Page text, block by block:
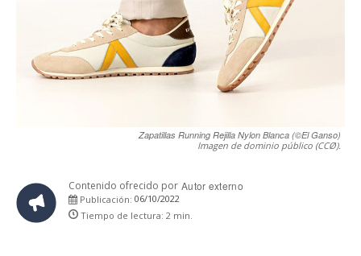
Zapatillas Running Rejilla Nylon Blanca (©El Ganso)
Imagen de dominio público (CCØ).
Contenido ofrecido por Autor externo
Publicación: 06/10/2022
Tiempo de lectura: 2 min.